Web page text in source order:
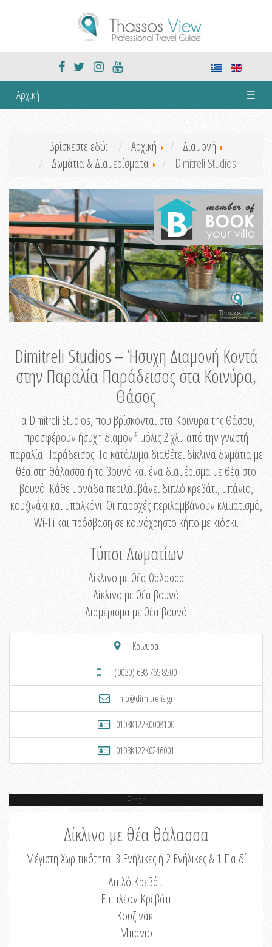
Αρχική ☰
Βρίσκεστε εδώ: Αρχική
Διαμονή
Δωμάτια & Διαμερίσματα
Dimitreli Studios
Dimitreli Studios – Ήσυχη Διαμονή Κοντά
στην Παραλία Παράδεισος στα Κοινύρα,
Θάσος
Τα Dimitreli Studios, που βρίσκονται στα Κοινυρα της Θάσου,
προσφέρουν ήσυχη διαμονή μόλις 2 χλμ από την γνωστή
παραλία Παράδεισος. Το κατάλυμα διαθέτει δίκλινα δωμάτια με
θέα στη θάλασσα ή το βουνό και ένα διαμέρισμα με θέα στο
βουνό. Κάθε μονάδα περιλαμβάνει διπλό κρεβάτι, μπάνιο,
κουζινάκι και μπαλκόνι. Οι παροχές περιλαμβάνουν κλιματισμό,
Wi-Fi και πρόσβαση σε κοινόχρηστο κήπο με κιόσκι.
Τύποι Δωματίων
Δίκλινο με θέα θάλασσα
Δίκλινο με θέα βουνό
Διαμέρισμα με θέα βουνό
Κοίνυρα
(0030) 698 765 8500
info@dimitrelis.gr
0103K122K0008100
0103K122K0246001
Error
Δίκλινο με θέα θάλασσα
Μέγιστη Χωριτικότητα: 3 Ενήλικες ή 2 Ενήλικες & 1 Παιδί
Διπλό Κρεβάτι
Επιπλέον Κρεβάτι
Κουζινάκι
Μπάνιο